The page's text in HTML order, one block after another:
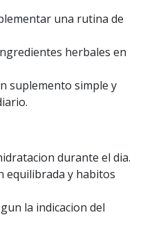
una rutina de
herbales en
suplemento simple y
durante el dia.
equilibrada y habitos
la indicacion del